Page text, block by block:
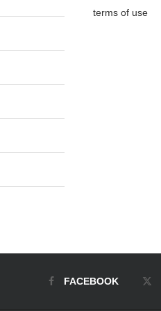
terms of use
FACEBOOK